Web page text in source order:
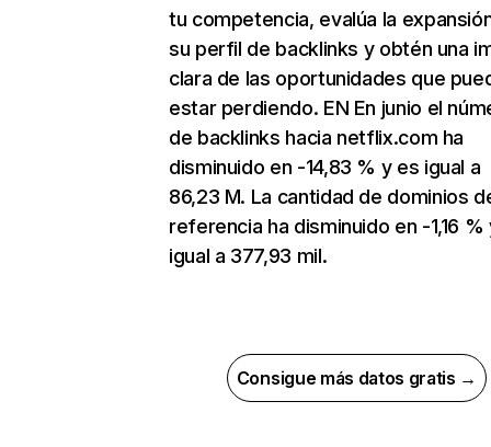
tu competencia, evalúa la
su perfil de backlinks y obtén una
clara de las oportunidades que
estar perdiendo. EN En junio el
de backlinks hacia netflix.com ha
disminuido en -14,83 % y es igual a
86,23 M. La cantidad de dominios
referencia ha disminuido en -1,16 %
igual a 377,93 mil.
Consigue más datos gratis →